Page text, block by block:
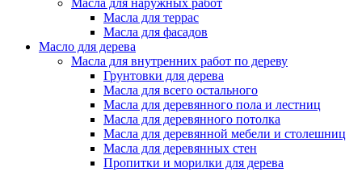
Масла для наружных работ
Масла для террас
Масла для фасадов
Масло для дерева
Масла для внутренних работ по дереву
Грунтовки для дерева
Масла для всего остального
Масла для деревянного пола и лестниц
Масла для деревянного потолка
Масла для деревянной мебели и столешниц
Масла для деревянных стен
Пропитки и морилки для дерева